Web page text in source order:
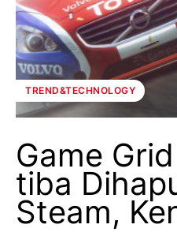
TREND&TECHNOLOGY
Game
tiba
Steam,